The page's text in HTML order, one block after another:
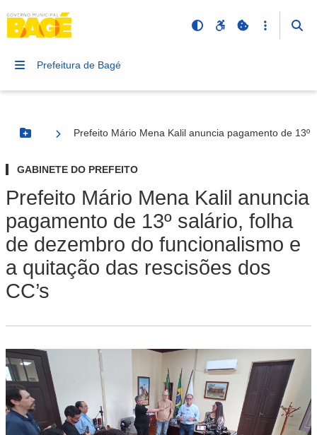
Prefeitura de Bagé
Botão Menu
Prefeito Mário Mena Kalil anuncia pagamento de
GABINETE DO PREFEITO
Prefeito Mário Mena Kalil anuncia
pagamento de 13º salário, folha
de dezembro do funcionalismo e
a quitação das rescisões dos
CC’s